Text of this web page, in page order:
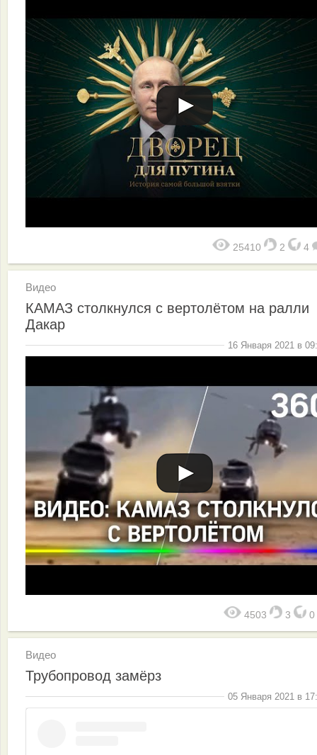
25410 2 4
Видео
КАМАЗ столкнулся с вертолётом на ралли
Дакар
16 Января 2021 в
4503 3 0
Видео
Трубопровод замёрз
05 Января 2021 в